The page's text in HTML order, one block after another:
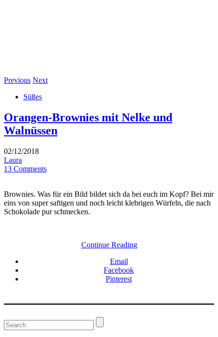
Previous Next
Süßes
Orangen-Brownies mit Nelke und
Walnüssen
02/12/2018
Laura
13 Comments
Brownies. Was für ein Bild bildet sich da bei euch im Kopf? Bei mir
eins von super saftigen und noch leicht klebrigen Würfeln, die nach
Schokolade pur schmecken.
Continue Reading
Email
Facebook
Pinterest